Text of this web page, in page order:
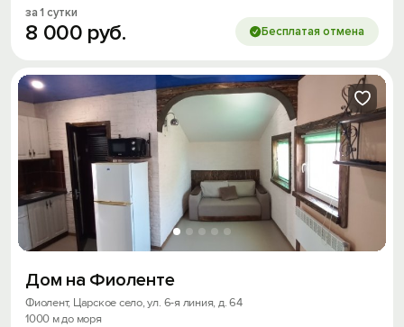
за 1 сутки
8 000 руб. Бесплатая отмена
Дом на Фиоленте
Фиолент, Царское село, ул. 6-я линия, д. 64
1000 м до моря